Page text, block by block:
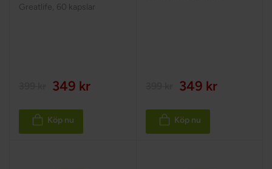
Greatlife 60 kapslar
349 kr
Köp nu
349 kr
Köp nu